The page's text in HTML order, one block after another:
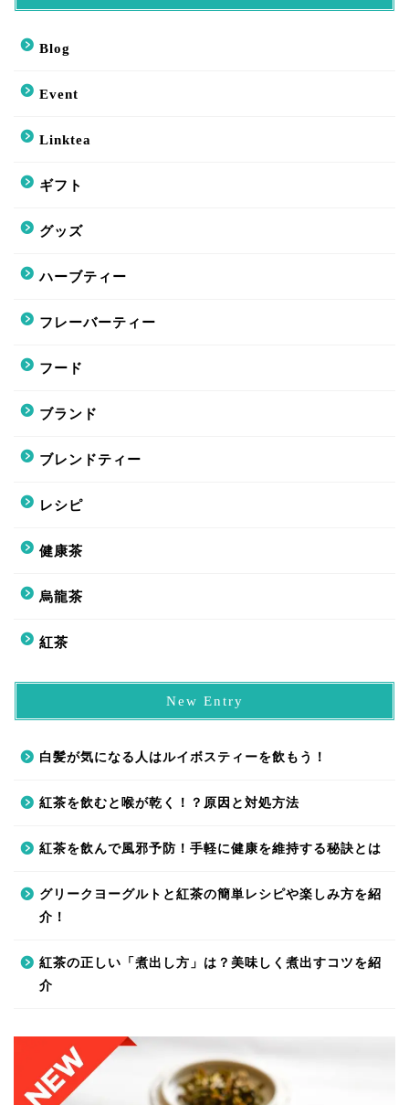
Blog
Event
Linktea
ギフト
グッズ
ハーブティー
フレーバーティー
フード
ブランド
ブレンドティー
レシピ
健康茶
烏龍茶
紅茶
New Entry
白髪が気になる人はルイボスティーを飲もう！
紅茶を飲むと喉が乾く！？原因と対処方法
紅茶を飲んで風邪予防！手軽に健康を維持する秘訣とは
グリークヨーグルトと紅茶の簡単レシピや楽しみ方を紹
介！
紅茶の正しい「煮出し方」は？美味しく煮出すコツを紹
介